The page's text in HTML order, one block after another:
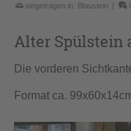
eingetragen in: Blaustein |
Alter Spülstein
Die vorderen
Format ca.